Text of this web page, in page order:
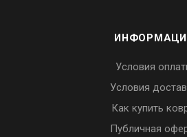
Условия
Условия
Как купить
Публичная